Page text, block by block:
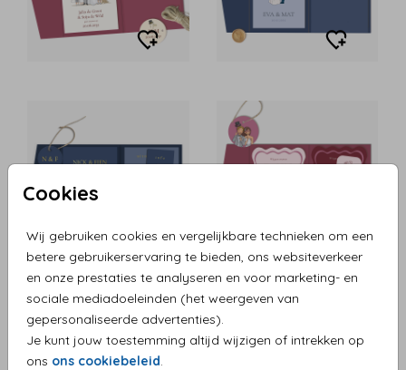
Cookies
Wij gebruiken cookies en vergelijkbare technieken om een
betere gebruikerservaring te bieden, ons websiteverkeer
en onze prestaties te analyseren en voor marketing- en
sociale mediadoeleinden (het weergeven van
gepersonaliseerde advertenties).
Je kunt jouw toestemming altijd wijzigen of intrekken op
ons ons cookiebeleid.